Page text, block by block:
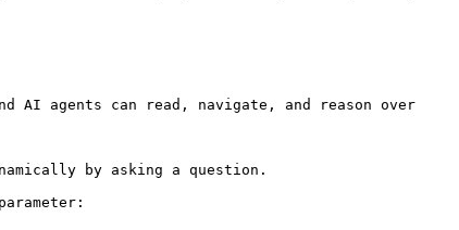
AI agents can read, navigate, and reason over
by asking a question.